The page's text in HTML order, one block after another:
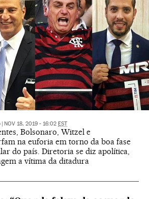
NOV 18, 2019 - 16:02 EST
Bolsonaro, Witzel e
na euforia em torno da boa fase
do país. Diretoria se diz apolítica,
a vítima da ditadura